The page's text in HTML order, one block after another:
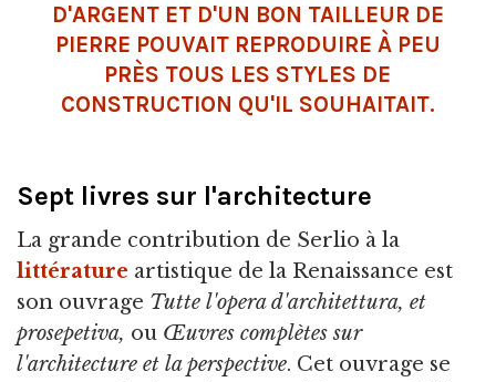
D'ARGENT ET D'UN BON TAILLEUR DE
PIERRE POUVAIT REPRODUIRE À PEU
PRÈS TOUS LES STYLES DE
CONSTRUCTION QU'IL SOUHAITAIT.
Sept livres sur l'architecture
La grande contribution de Serlio à la
littérature artistique de la Renaissance est
son ouvrage Tutte l'opera d'architettura, et
prosepetiva, ou Œuvres complètes sur
l'architecture et la perspective. Cet ouvrage se